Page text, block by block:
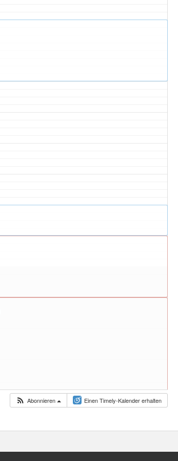
Abonnieren Einen Timely-Kalender erhalten